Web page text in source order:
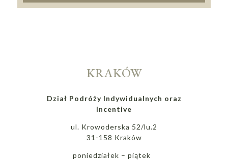
KRAKÓW
Dział Podróży Indywidualnych oraz
Incentive
ul. Krowoderska 52/lu.2
31-158 Kraków
poniedziałek – piątek